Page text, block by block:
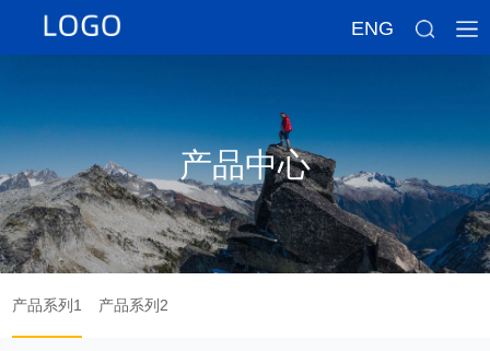
ENG
产品中心
产品系列1 产品系列2